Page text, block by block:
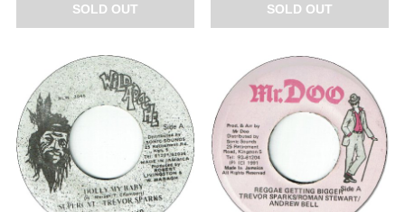
SOLD OUT SOLD OUT